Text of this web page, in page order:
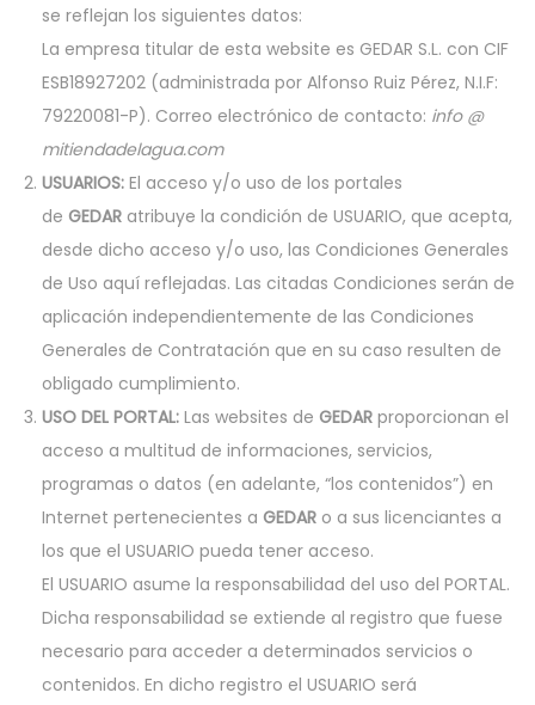
n
se reflejan los siguientes datos:
La empresa titular de esta website es GEDAR S.L. con CIF
ESB18927202 (administrada por Alfonso Ruiz Pérez, N.I.F:
79220081-P). Correo electrónico de contacto: info @
mitiendadelagua.com
USUARIOS: El acceso y/o uso de los portales
de GEDAR atribuye la condición de USUARIO, que acepta,
desde dicho acceso y/o uso, las Condiciones Generales
de Uso aquí reflejadas. Las citadas Condiciones serán de
aplicación independientemente de las Condiciones
Generales de Contratación que en su caso resulten de
obligado cumplimiento.
USO DEL PORTAL: Las websites de GEDAR proporcionan el
acceso a multitud de informaciones, servicios,
programas o datos (en adelante, “los contenidos”) en
Internet pertenecientes a GEDAR o a sus licenciantes a
los que el USUARIO pueda tener acceso.
El USUARIO asume la responsabilidad del uso del PORTAL.
Dicha responsabilidad se extiende al registro que fuese
necesario para acceder a determinados servicios o
contenidos. En dicho registro el USUARIO será